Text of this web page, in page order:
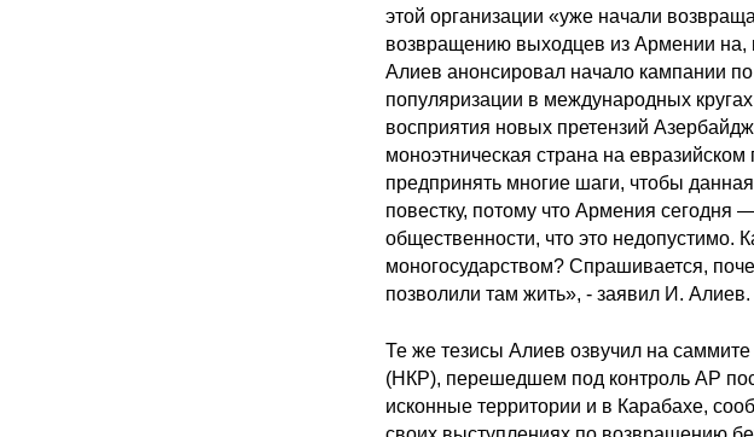
этой организации «уже начали
возвращению выходцев из Армении на,
Алиев анонсировал начало кампании
популяризации в международных
восприятия новых претензий
моноэтническая страна на
предпринять многие шаги, чтобы
повестку, потому что Армения сегодня
общественности, что это недопустимо.
моногосударством? Спрашивается,
позволили там жить», - заявил И. Алиев.
Те же тезисы Алиев озвучил на
(НКР), перешедшем под контроль АР
исконные территории и в Карабахе,